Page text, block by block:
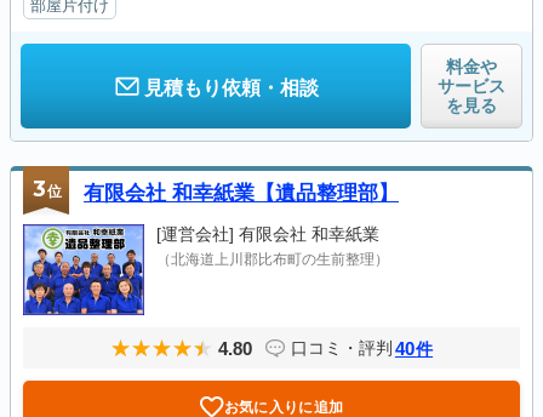
部屋片付け
見積もり依頼・相談
料金や
サービス
を見る
3位 有限会社 和幸紙業【遺品整理部】
[運営会社] 有限会社 和幸紙業
（北海道上川郡比布町の生前整理）
4.80 口コミ・評判 40件
お気に入りに追加